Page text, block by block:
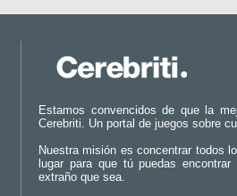
Estamos convencidos de que la
Cerebriti. Un portal de juegos sobre
Nuestra misión es concentrar todos
lugar para que tú puedas
extraño que sea.